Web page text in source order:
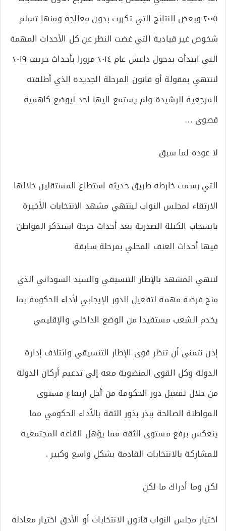
٢٠٠٥ وبعض النتائج التي تكررت بدون معالجة ومنها تسلم
شخوص غير قيادية التي غضت النظر عن كل الأحداث المهمة
التي ابتدأت بدخول داعش عام ٢٠١٤ مرورا بأحداث خريف ٢٠١٩
لننتهي بمقولة أو قانون المرحلة الجديدة الذي أطلقته
المرجعية الرشيدة ولم يستمع اليها احد ليوضع كاهمية
قصوى …
لا عوده لما سبق
التي رسمت خارطة طريق حديثه استطاع المستقلين خلالها
الارتقاء لمجلس النواب لينتهي مشهد الانتخابات الأخيرة
بانسحاب الكتلة الصدرية بعد أحداث حرجة استذكر المواطن
فيها أحداث العنف المحلي بمرحلة سابقة
لننهي المشهد بالإطار التنسيقي والسيد السوداني الذي
منح فرصة مهمة لتفعيل الدور الإيجابي لأداء الحكومة بما
يخدم الشعب مستفيدا من الوضع الداخلي والإقليمي
إذن نتمنى أن تنظر قوى الإطار التنسيقي وائتلاف إدارة
الدولة وكل القوى المنضوية معه إلى تدعيم أركان الدولة
من خلال تفعيل دور الحكومة من أجل ارتفاع مستوى
المواطنة الصالحة ببذر بذور الثقة بالأداء الحكومي مما
ينعكس برفع مستوى الثقة مما يؤهل القاعة المجتمعية
للمشاركة بالانتخابات القادمة بشكل واسع وكبير .
لكن وما أدراك ما لكن
اختيار مجلس النواب قانون الانتخابات أو الأدق اختيار معادلة